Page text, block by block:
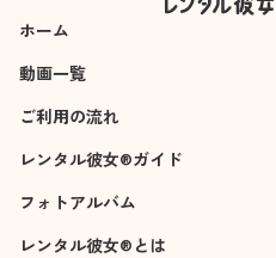
ホーム
動画一覧
ご利用の流れ
レンタル彼女®ガイド
フォトアルバム
レンタル彼女®とは